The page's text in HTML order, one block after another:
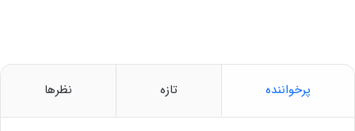
پرخواننده تازه نظرها